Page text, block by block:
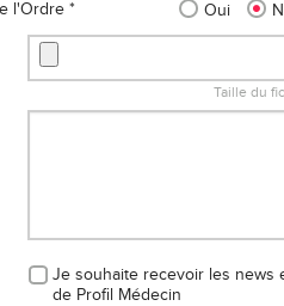
l'Ordre * Oui
Taille du
Je souhaite recevoir les news
de Profil Médecin